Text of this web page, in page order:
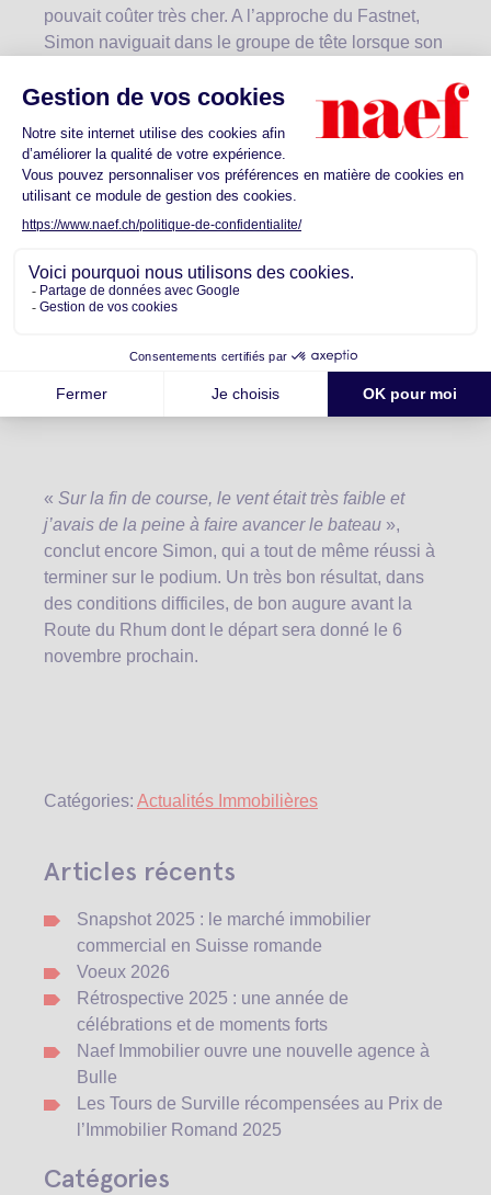
pouvait coûter très cher. A l’approche du Fastnet,
Simon naviguait dans le groupe de tête lorsque son
le ramener à bord et à réparer une petite déchirure,
Le retour en direction de la France s’est fait dans
voir jusqu’où je pouvais pousser le bateau
expliqué Simon, qui a franchi cette zone de vent fort
intense avec les deux figaristes Corentin Douguet
et Yoann Richomme, ainsi qu’Amélie Grassi; Xavier
Macaire ayant déjà creusé une belle avance.
« Sur la fin de course, le vent était très faible et
j’avais de la peine à faire avancer le bateau »,
conclut encore Simon, qui a tout de même réussi à
terminer sur le podium. Un très bon résultat, dans
des conditions difficiles, de bon augure avant la
Route du Rhum dont le départ sera donné le 6
novembre prochain.
Catégories: Actualités Immobilières
Articles récents
Snapshot 2025 : le marché immobilier
commercial en Suisse romande
Voeux 2026
Rétrospective 2025 : une année de
célébrations et de moments forts
Naef Immobilier ouvre une nouvelle agence à
Bulle
Les Tours de Surville récompensées au Prix de
l’Immobilier Romand 2025
Catégories